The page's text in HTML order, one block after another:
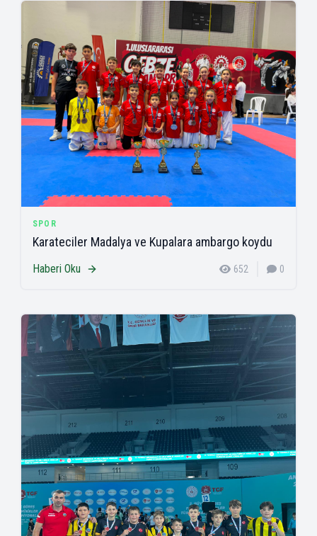
SPOR
Karateciler Madalya ve Kupalara ambargo koydu
Haberi Oku 652 0